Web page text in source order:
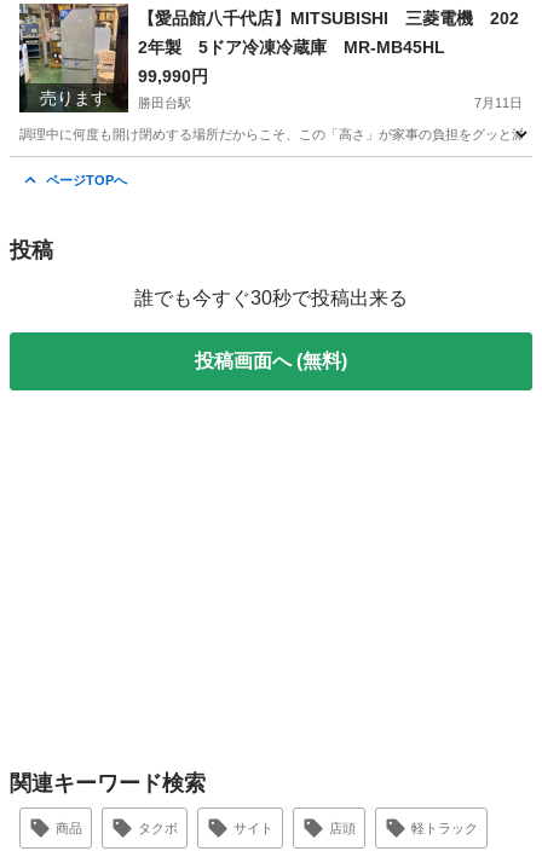
千葉 八千代市 勝田台駅 インテリア雑貨/小物 千葉
印西市 千葉ニュータウン中央駅 インテリア雑貨/小物 商品
売ります
【愛品館八千代店】MITSUBISHI 三菱電機 202
2年製 5ドア冷凍冷蔵庫 MR-MB45HL
99,990円
勝田台駅 7月11日
調理中に何度も開け閉めする場所だからこそ、この「高さ」が家事の負担をグッと減
ページTOPへ
投稿
誰でも今すぐ30秒で投稿出来る
投稿画面へ (無料)
関連キーワード検索
商品 タクボ サイト 店頭 軽トラック